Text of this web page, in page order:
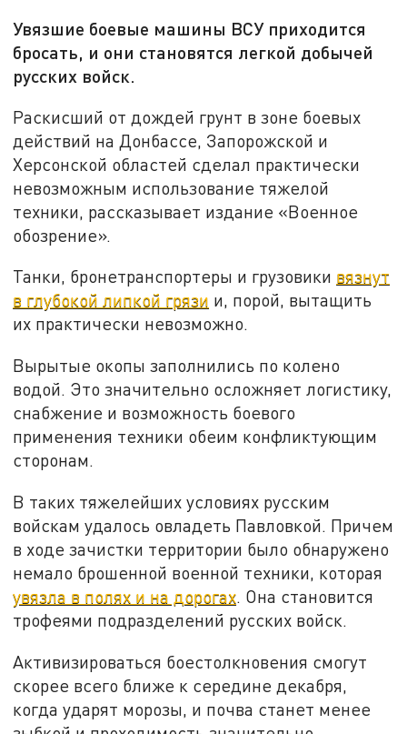
Увязшие боевые машины ВСУ приходится
бросать, и они становятся легкой добычей
русских войск.
Раскисший от дождей грунт в зоне боевых
действий на Донбассе, Запорожской и
Херсонской областей сделал практически
невозможным использование тяжелой
техники, рассказывает издание «Военное
обозрение».
Танки, бронетранспортеры и грузовики вязнут
в глубокой липкой грязи и, порой, вытащить
их практически невозможно.
Вырытые окопы заполнились по колено
водой. Это значительно осложняет логистику,
снабжение и возможность боевого
применения техники обеим конфликтующим
сторонам.
В таких тяжелейших условиях русским
войскам удалось овладеть Павловкой. Причем
в ходе зачистки территории было обнаружено
немало брошенной военной техники, которая
увязла в полях и на дорогах. Она становится
трофеями подразделений русских войск.
Активизироваться боестолкновения смогут
скорее всего ближе к середине декабря,
когда ударят морозы, и почва станет менее